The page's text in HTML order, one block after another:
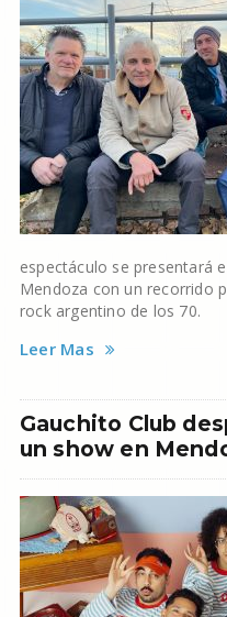
espectáculo se presentará
Mendoza con un recorrido
rock argentino de los 70.
Leer Mas
Gauchito Club
un show en